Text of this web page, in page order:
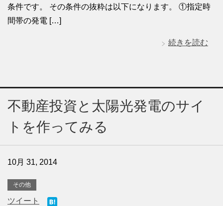
条件です。 その条件の抜粋は以下になります。 ①指定時
間帯の発電 […]
続きを読む
不動産投資と太陽光発電のサイ
トを作ってみる
10月 31, 2014
その他
ツイート